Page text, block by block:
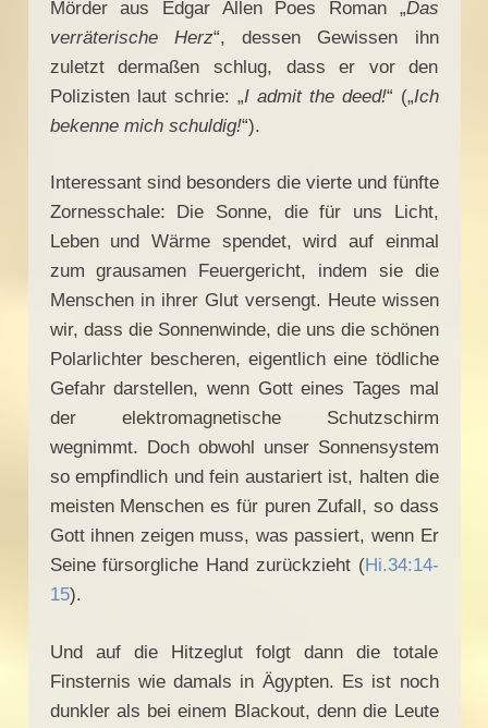
Mörder aus Edgar Allen Poes Roman „Das
verräterische Herz“, dessen Gewissen ihn
zuletzt dermaßen schlug, dass er vor den
Polizisten laut schrie: „I admit the deed!“ („Ich
bekenne mich schuldig!“).
Interessant sind besonders die vierte und fünfte
Zornesschale: Die Sonne, die für uns Licht,
Leben und Wärme spendet, wird auf einmal
zum grausamen Feuergericht, indem sie die
Menschen in ihrer Glut versengt. Heute wissen
wir, dass die Sonnenwinde, die uns die schönen
Polarlichter bescheren, eigentlich eine tödliche
Gefahr darstellen, wenn Gott eines Tages mal
der elektromagnetische Schutzschirm
wegnimmt. Doch obwohl unser Sonnensystem
so empfindlich und fein austariert ist, halten die
meisten Menschen es für puren Zufall, so dass
Gott ihnen zeigen muss, was passiert, wenn Er
Seine fürsorgliche Hand zurückzieht (Hi.34:14-
15).
Und auf die Hitzeglut folgt dann die totale
Finsternis wie damals in Ägypten. Es ist noch
dunkler als bei einem Blackout, denn die Leute